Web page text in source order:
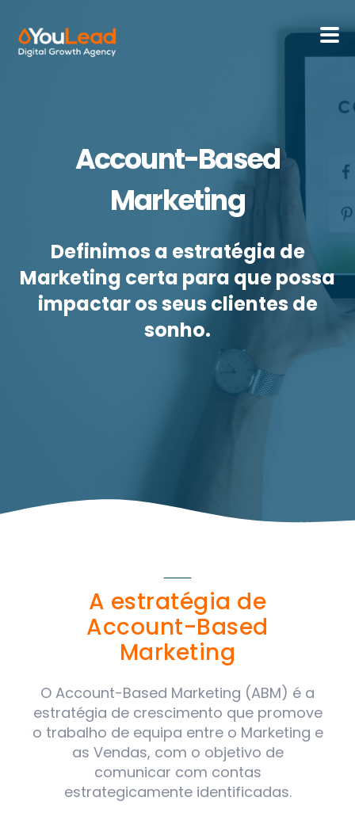
Contactos
Português - Portugal
Account-Based
Marketing
Definimos a estratégia de
Marketing certa para que possa
impactar os seus clientes de
sonho.
A estratégia de
Account-Based
Marketing
O Account-Based Marketing (ABM) é a
estratégia de crescimento que promove
o trabalho de equipa entre o Marketing e
as Vendas, com o objetivo de
comunicar com contas
estrategicamente identificadas.